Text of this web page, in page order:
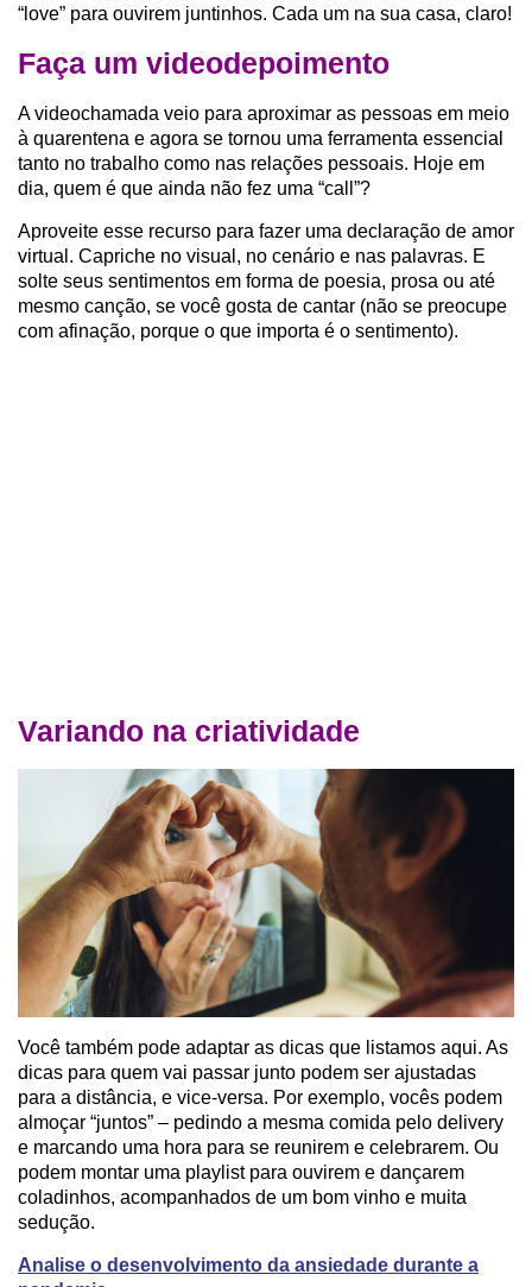
“love” para ouvirem juntinhos. Cada um na sua casa, claro!
Faça um videodepoimento
A videochamada veio para aproximar as pessoas em meio
à quarentena e agora se tornou uma ferramenta essencial
tanto no trabalho como nas relações pessoais. Hoje em
dia, quem é que ainda não fez uma “call”?
Aproveite esse recurso para fazer uma declaração de amor
virtual. Capriche no visual, no cenário e nas palavras. E
solte seus sentimentos em forma de poesia, prosa ou até
mesmo canção, se você gosta de cantar (não se preocupe
com afinação, porque o que importa é o sentimento).
Variando na criatividade
Você também pode adaptar as dicas que listamos aqui. As
dicas para quem vai passar junto podem ser ajustadas
para a distância, e vice-versa. Por exemplo, vocês podem
almoçar “juntos” – pedindo a mesma comida pelo delivery
e marcando uma hora para se reunirem e celebrarem. Ou
podem montar uma playlist para ouvirem e dançarem
coladinhos, acompanhados de um bom vinho e muita
sedução.
Analise o desenvolvimento da ansiedade durante a